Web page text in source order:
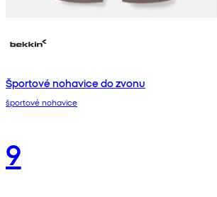
Športové nohavice do zvonu
športové nohavice
9